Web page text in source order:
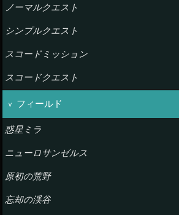
ノーマルクエスト
シンプルクエスト
スコードミッション
スコードクエスト
フィールド
惑星ミラ
ニューロサンゼルス
原初の荒野
忘却の渓谷